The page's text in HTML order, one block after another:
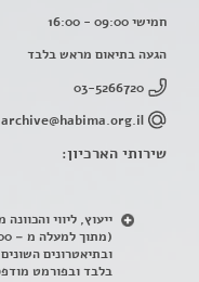
חמישי 09:00 - 16:00
הגעה בתיאום מראש בלבד
03-5266720
archive@habima.org.il
שירותי הארכיון:
ייעוץ, ליווי
ובתיאטרונים
בלבד ובפורמט